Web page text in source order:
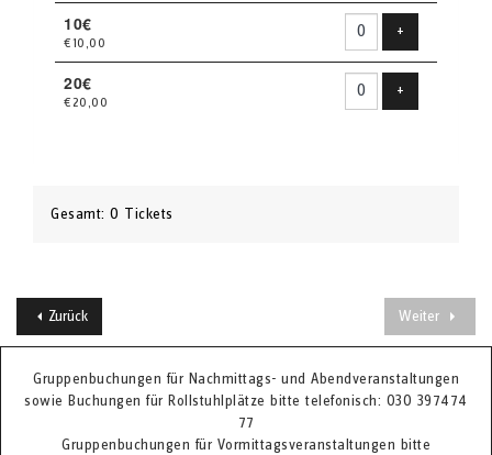
10€
€10,00
+
20€
€20,00
+
Gesamt: 0 Tickets
Zurück Weiter
Gruppenbuchungen für Nachmittags- und Abendveranstaltungen
sowie Buchungen für Rollstuhlplätze bitte telefonisch: 030 397474
77
Gruppenbuchungen für Vormittagsveranstaltungen bitte